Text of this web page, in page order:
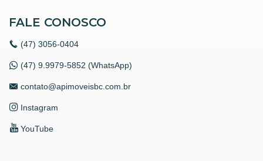
FALE CONOSCO
(47) 3056-0404
(47) 9.9979-5852 (WhatsApp)
contato@apimoveisbc.com.br
Instagram
YouTube